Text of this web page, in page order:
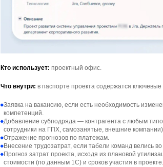
Кто использует: проектный офис.
Что внутри: в паспорте проекта содержатся
Заявка на вакансию, если есть необходимость
компетенций.
Добавление субподряда — контрагента с любым
сотрудники на ГПХ, самозанятые, внешние
Отражение прогнозов по платежам.
Внесение трудозатрат, если табели команд велись
Прогноз затрат проекта, исходя из плановой
стоимости (по данным 1С) и сроков участия в проекте.